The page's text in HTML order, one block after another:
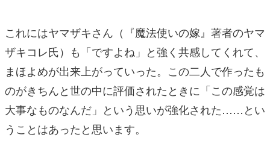
これにはヤマザキさん（『魔法使いの嫁』著者のヤマ
ザキコレ氏）も「ですよね」と強く共感してくれて、
まほよめが出来上がっていった。この二人で作ったも
のがきちんと世の中に評価されたときに「この感覚は
大事なものなんだ」という思いが強化された……とい
うことはあったと思います。